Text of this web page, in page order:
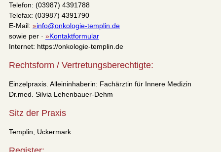
Telefon: (03987) 4391788
Telefax: (03987) 4391790
E-Mail:
info@onkologie-templin.de
sowie per ·
Kontaktformular
Internet: https://onkologie-templin.de
Rechtsform / Vertretungsberechtigte:
Einzelpraxis. Alleininhaberin: Fachärztin für Innere Medizin
Dr.med. Silvia Lehenbauer-Dehm
Sitz der Praxis
Templin, Uckermark